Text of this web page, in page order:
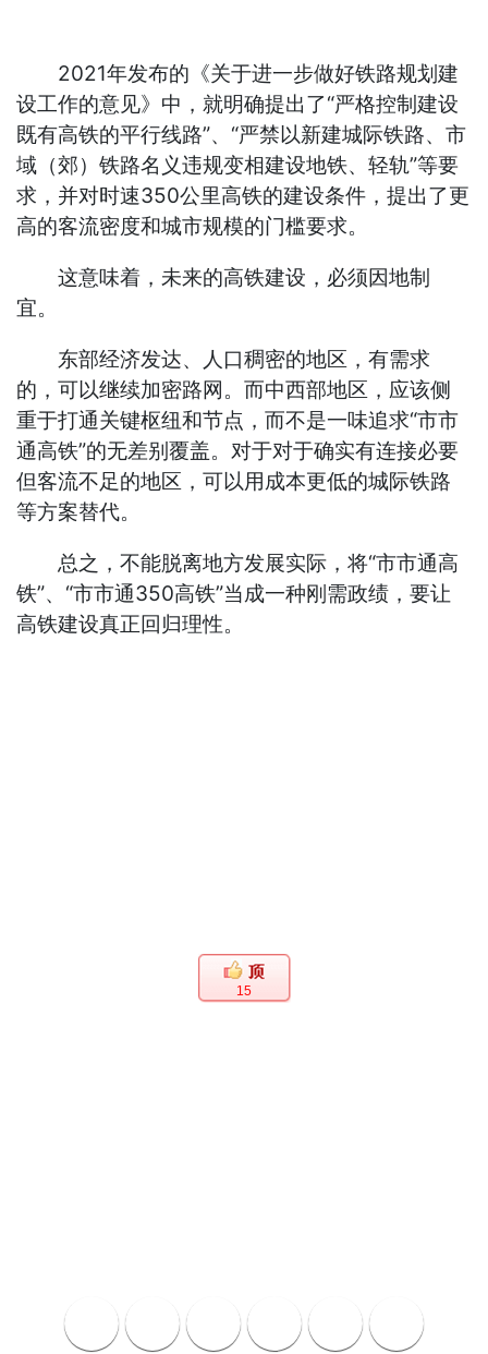
2021年发布的《关于进一步做好铁路规划建
设工作的意见》中，就明确提出了“严格控制建设
既有高铁的平行线路”、“严禁以新建城际铁路、市
域（郊）铁路名义违规变相建设地铁、轻轨”等要
求，并对时速350公里高铁的建设条件，提出了更
高的客流密度和城市规模的门槛要求。
这意味着，未来的高铁建设，必须因地制
宜。
东部经济发达、人口稠密的地区，有需求
的，可以继续加密路网。而中西部地区，应该侧
重于打通关键枢纽和节点，而不是一味追求“市市
通高铁”的无差别覆盖。对于对于确实有连接必要
但客流不足的地区，可以用成本更低的城际铁路
等方案替代。
总之，不能脱离地方发展实际，将“市市通高
铁”、“市市通350高铁”当成一种刚需政绩，要让
高铁建设真正回归理性。
15